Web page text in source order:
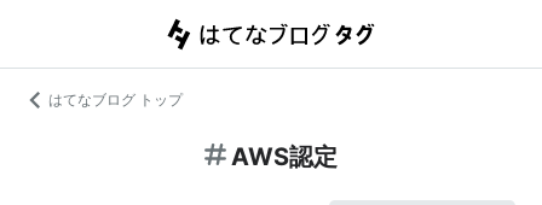
はてなブログ トップ
AWS認定